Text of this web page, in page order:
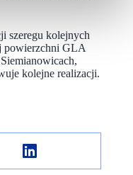
szeregu kolejnych
powierzchni GLA
kolejne realizacji.